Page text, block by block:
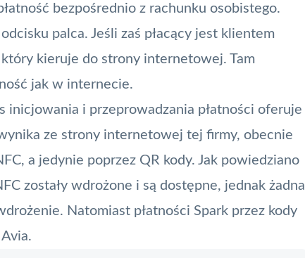
bezpośrednio z rachunku osobistego.
palca. Jeśli zaś płacący jest klientem
kieruje do strony internetowej. Tam
jak w internecie.
inicjowania i przeprowadzania płatności oferuje
ze strony internetowej tej firmy, obecnie
a jedynie poprzez QR kody. Jak powiedziano
zostały wdrożone i są dostępne, jednak żadna
Natomiast płatności Spark przez kody